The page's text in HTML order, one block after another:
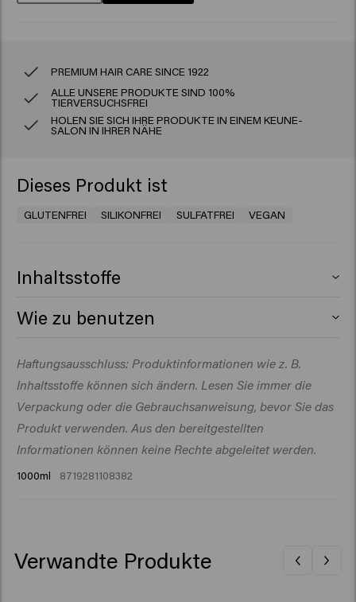
PREMIUM HAIR CARE SINCE 1922
ALLE UNSERE PRODUKTE SIND 100%
TIERVERSUCHSFREI
HOLEN SIE SICH IHRE PRODUKTE IN EINEM KEUNE-
SALON IN IHRER NÄHE
Dieses Produkt ist
GLUTENFREI SILIKONFREI SULFATFREI VEGAN
Inhaltsstoffe
Caprate/Caprylate/Succinate, Sodium Lauroyl Methyl
Hydrogenated Castor Oil, Propylene Glycol,
Acrylates/Palmeth-25 Acrylate Copolymer, Parfum
(Fragrance), Sodium Chloride, Betaine, Sodium
Benzoate, Guar Hydroxypropyltrimonium Chloride,
Citric Acid, Glyceryl Laurate, Acid Violet 43,
Myristate, Euterpe Oleracea Fruit Extract, Maltodextrin,
Wie zu benutzen
Minute einwirken lassen. Gründlich ausspülen.
Haftungsausschluss: Produktinformationen wie z. B.
Inhaltsstoffe können sich ändern. Lesen Sie immer die
Verpackung oder die Gebrauchsanweisung, bevor Sie das
Produkt verwenden. Aus den bereitgestellten
Informationen können keine Rechte abgeleitet werden.
1000ml 8719281108382
Verwandte Produkte